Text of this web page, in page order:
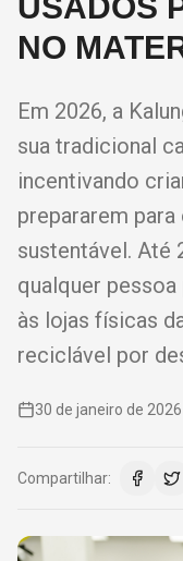
NO
Em 2026, a
sua tradicional
incentivando
prepararem
sustentável. Até
qualquer
às lojas físicas
reciclável por
30 de janeiro de 2026
Compartilhar: